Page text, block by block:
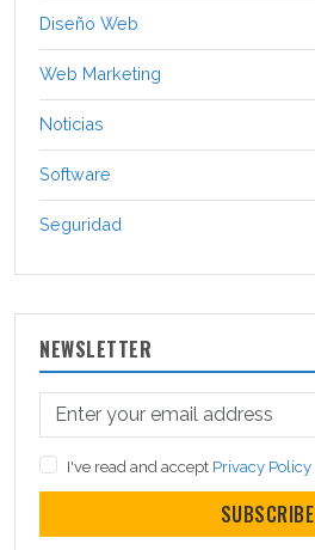
Diseño Web
Web Marketing
Noticias
Software
Seguridad
NEWSLETTER
I've read and accept Privacy Policy
SUBSCRIBE